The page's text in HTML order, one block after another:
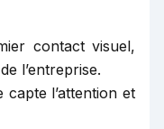
contact visuel,
l’entreprise.
l’attention et